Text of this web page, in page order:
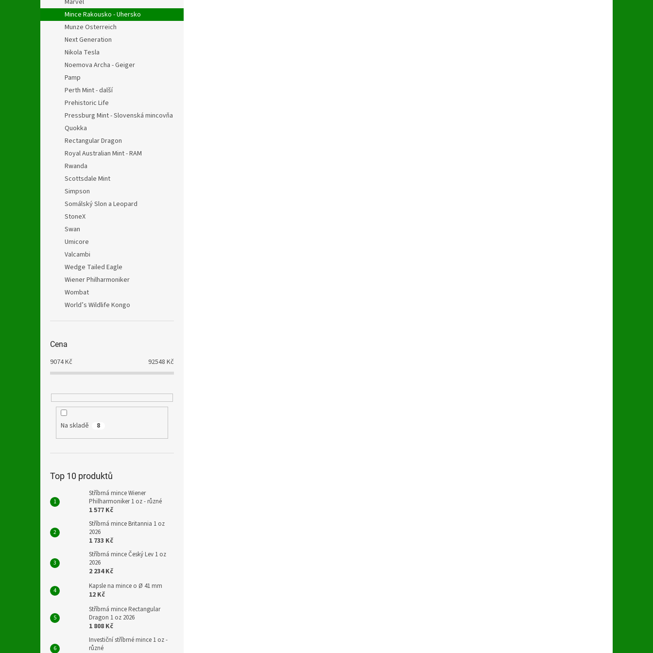
Marvel
Mince Rakousko - Uhersko
Munze Osterreich
Next Generation
Nikola Tesla
Noemova Archa - Geiger
Pamp
Perth Mint - další
Prehistoric Life
Pressburg Mint - Slovenská mincovňa
Quokka
Rectangular Dragon
Royal Australian Mint - RAM
Rwanda
Scottsdale Mint
Simpson
Somálský Slon a Leopard
StoneX
Swan
Umicore
Valcambi
Wedge Tailed Eagle
Wiener Philharmoniker
Wombat
World’s Wildlife Kongo
Cena
9074Kč 92548 Kč
Na skladě 8
Top 10 produktů
Stříbrná mince Wiener
Philharmoniker 1 oz - různé
1 577 Kč
Stříbrná mince Britannia 1 oz
2026
1 733 Kč
Stříbrná mince Český Lev 1 oz
2026
2 234 Kč
Kapsle na mince o Ø 41 mm
12 Kč
Stříbrná mince Rectangular
Dragon 1 oz 2026
1 808 Kč
Investiční stříbrné mince 1 oz -
různé